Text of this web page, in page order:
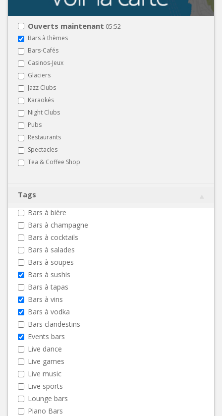
Ouverts maintenant 05:52
Bars à thèmes
Bars-Cafés
Casinos-Jeux
Glaciers
Jazz Clubs
Karaokés
Night Clubs
Pubs
Restaurants
Spectacles
Tea & Coffee Shop
Tags
Bars à bière
Bars à champagne
Bars à cocktails
Bars à salades
Bars à soupes
Bars à sushis
Bars à tapas
Bars à vins
Bars à vodka
Bars clandestins
Events bars
Live dance
Live games
Live music
Live sports
Lounge bars
Piano Bars